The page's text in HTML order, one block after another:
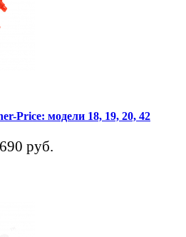
Price: модели 18, 19, 20, 42
690 руб.